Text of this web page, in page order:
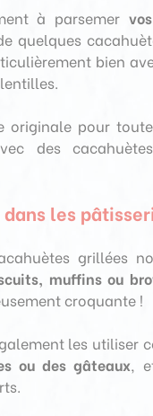
à parsemer
quelques
bien
originale pour
des
les
grillées
muffins ou
croquante !
les utiliser
ou des gâteaux,